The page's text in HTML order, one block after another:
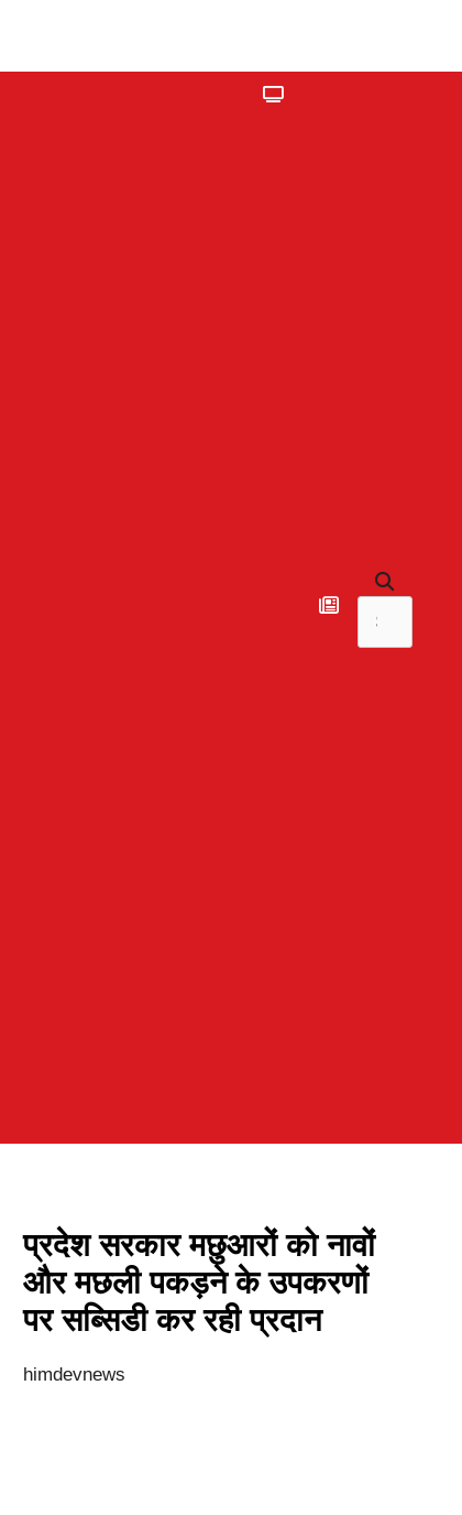
प्रदेश सरकार मछुआरों को नावों
और मछली पकड़ने के उपकरणों
पर सब्सिडी कर रही प्रदान
himdevnews